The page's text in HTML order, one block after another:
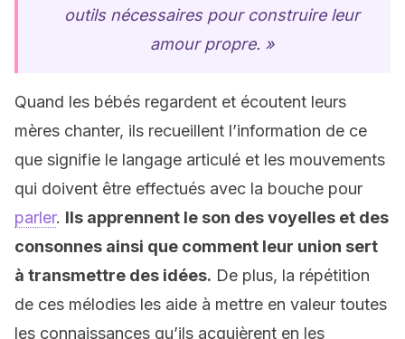
outils nécessaires pour construire leur
amour propre. »
Quand les bébés regardent et écoutent leurs
mères chanter, ils recueillent l’information de ce
que signifie le langage articulé et les mouvements
qui doivent être effectués avec la bouche pour
parler. Ils apprennent le son des voyelles et des
consonnes ainsi que comment leur union sert
à transmettre des idées. De plus, la répétition
de ces mélodies les aide à mettre en valeur toutes
les connaissances qu’ils acquièrent en les